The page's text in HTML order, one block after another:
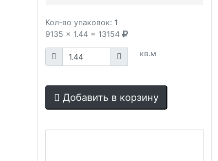
Кол-во упаковок: 1
9135 x 1.44 = 13154
кв.м
Добавить в корзину